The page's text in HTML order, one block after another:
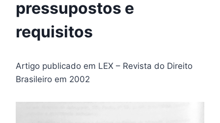
pressupostos e
requisitos
Artigo publicado em LEX – Revista do Direito
Brasileiro em 2002